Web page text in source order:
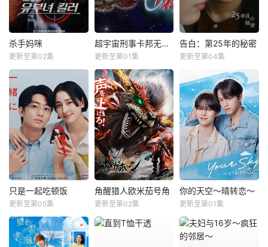
杀手妈咪
更新至第02集
超宇宙刑事卡邦无限外传
更新至第01集
告白：第25年的秘密
更新至第04集
只是一起吃顿饭
更新至第05集
角醒猎人欧米茄号角
更新至第02集
你的天空～晴转恋～
更新至第01集